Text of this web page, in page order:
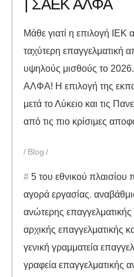
| ΣΑΕΚ ΑΛΦΑ
Μάθε γιατί η επιλογή ΙΕΚ
ταχύτερη επαγγελματική
υψηλούς μισθούς το
ΑΛΦΑ! Η επιλογή της
μετά το Λύκειο και τις
από τις πιο κρίσιμες
Blog
5 του εθνικού
αγορά εργασίας,
ανώτερης επαγγελματικής
αρχικής επαγγελματικής
γενική γραμματεία
γραφεία επαγγελματικής